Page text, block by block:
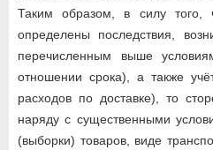
Таким образом, в силу того,
определены последствия,
перечисленным выше
отношении срока), а также
расходов по доставке), то
наряду с существенными
(выборки) товаров, виде